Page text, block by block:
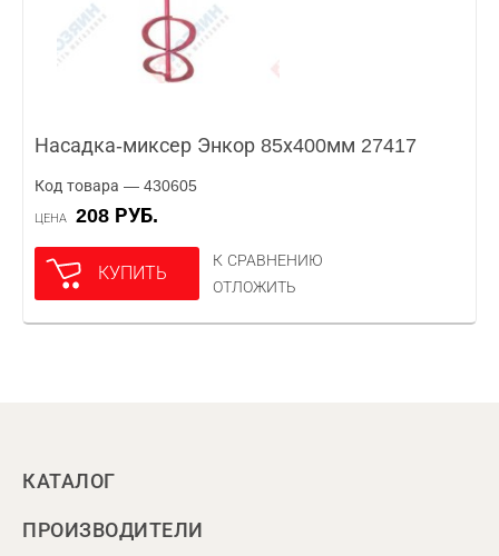
Насадка-миксер Энкор 85х400мм 27417
Код товара — 430605
ЦЕНА 208 РУБ.
КУПИТЬ
К СРАВНЕНИЮ
ОТЛОЖИТЬ
КАТАЛОГ
ПРОИЗВОДИТЕЛИ